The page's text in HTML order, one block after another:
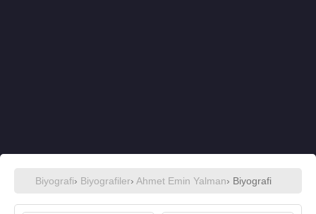
Biyografi› Biyografiler› Ahmet Emin Yalman› Biyografi